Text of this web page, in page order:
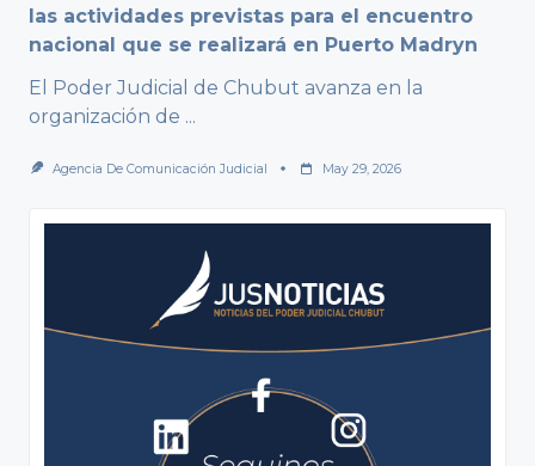
las actividades previstas para el encuentro
nacional que se realizará en Puerto Madryn
El Poder Judicial de Chubut avanza en la
organización de ...
Agencia De Comunicación Judicial May 29, 2026